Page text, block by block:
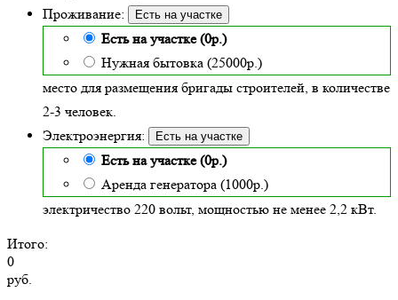
Проживание:
Есть на участке
Есть на участке (0р.)
Нужная бытовка (25000р.)
место для размещения бригады строителей, в количестве
2-3 человек.
Электроэнергия:
Есть на участке
Есть на участке (0р.)
Аренда генератора (1000р.)
электричество 220 вольт, мощностью не менее 2,2 кВт.
Итого:
0
руб.